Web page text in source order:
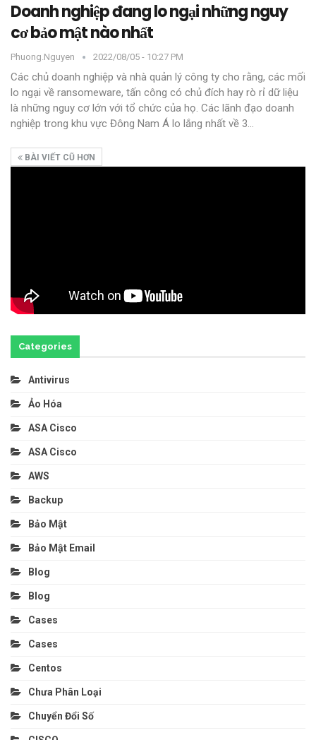
Doanh nghiệp đang lo ngại những nguy
cơ bảo mật nào nhất
Phuong.nguyen 2022/08/05 - 10:27 PM
Các chủ doanh nghiệp và nhà quản lý công ty cho rằng, các mối
lo ngại về ransomeware, tấn công có chủ đích hay rò rỉ dữ liệu
là những nguy cơ lớn với tổ chức của họ. Các lãnh đạo doanh
nghiệp trong khu vực Đông Nam Á lo lắng nhất về 3…
BÀI VIẾT CŨ HƠN
Categories
Antivirus
Ảo Hóa
ASA Cisco
ASA Cisco
AWS
Backup
Bảo Mật
Bảo Mật Email
Blog
Blog
Cases
Cases
Centos
Chưa Phân Loại
Chuyển Đổi Số